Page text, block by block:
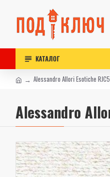
КАТАЛОГ
Alessandro Allori Esotiche
Alessandro